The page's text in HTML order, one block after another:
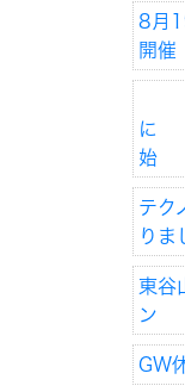
8月
開催
自
始
テク
りま
東谷
ン
GW